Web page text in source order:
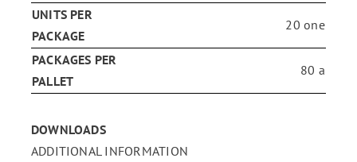
UNITS PER
PACKAGE
20 one
PACKAGES PER
PALLET
80 a
DOWNLOADS
ADDITIONAL INFORMATION